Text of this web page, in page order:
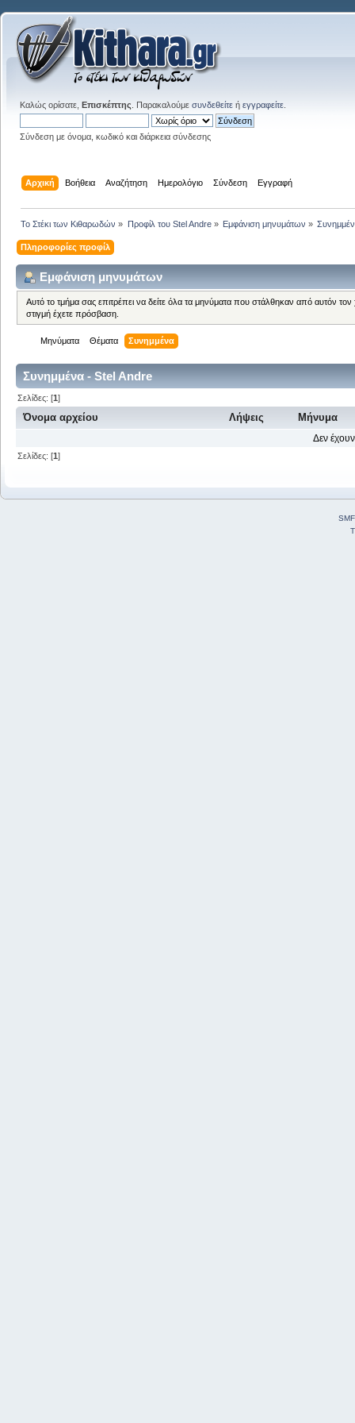
Καλώς ορίσατε, Επισκέπτης . Παρακαλούμε συνδεθείτε ή εγγραφείτε
Σύνδεση με όνομα, κωδικό και διάρκεια σύνδεσης
Αρχική Βοήθεια Αναζήτηση Ημερολόγιο Σύνδεση Εγγραφή
Το Στέκι των Κιθαρωδών » Προφίλ του Stel Andre» Εμφάνιση μηνυμάτων »
Πληροφορίες προφίλ
Εμφάνιση μηνυμάτων
Αυτό το τμήμα σας επιτρέπει να δείτε όλα τα μηνύματα που στάλθηκαν από αυτόν
στιγμή έχετε πρόσβαση.
Μηνύματα Θέματα Συνημμένα
Συνημμένα - Stel Andre
Σελίδες: [1]
Όνομα αρχείου Λήψεις Μήνυμα
Δεν
Σελίδες: [1]